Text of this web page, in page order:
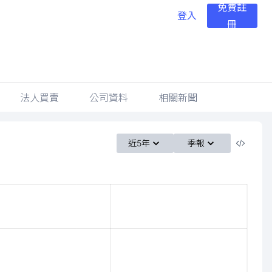
登入
免費註
冊
法人買賣 公司資料 相關新聞
近5年 季報